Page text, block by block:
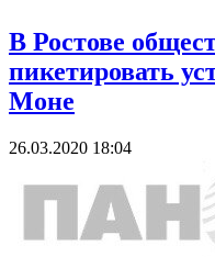
В Ростове
пикетировать
Моне
26.03.2020 18:04